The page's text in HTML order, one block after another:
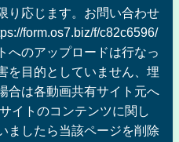
り応じます。お問い合わせ
form.os7.biz/f/c82c6596/
へのアップロードは行なっ
を目的としていません、埋
合は各動画共有サイト元へ
イトのコンテンツに関し
ましたら当該ページを削除